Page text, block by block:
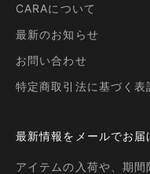
CARAについて
最新のお知らせ
お問い合わせ
特定商取引法に基づく表
最新情報をメールでお届
アイテムの入荷や、期